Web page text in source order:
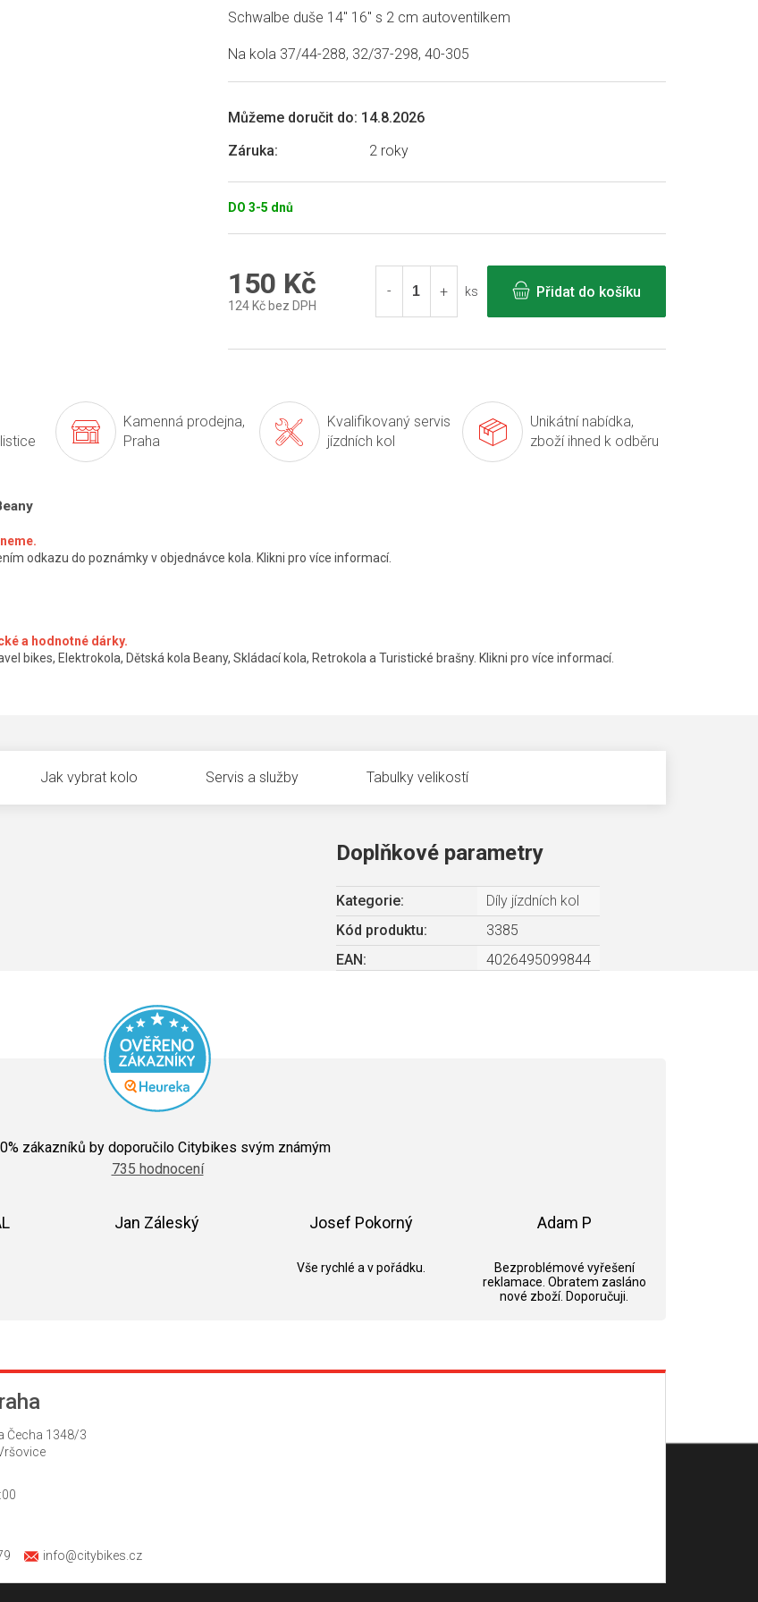
DO 3-5 dnů
Můžeme doručit do: 14.8.2026
Záruka: 2 roky
Schwalbe duše 14" 16" s 2 cm autoventilkem
Na kola 37/44-288, 32/37-298, 40-305
produktu
je
z
hvězdiček.
150 Kč
124 Kč bez DPH
ks Přidat do košíku
Kamenná prodejna,
Praha
Kvalifikovaný servis
jízdních kol
Unikátní nabídka,
zboží ihned k odběru
odkazu do poznámky v objednávce kola. Klikni pro více informací.
a hodnotné dárky.
bikes, Elektrokola, Dětská kola Beany, Skládací kola, Retrokola a Turistické brašny. Klikni pro více informací.
Jak vybrat kolo Servis a služby Tabulky velikostí
Doplňkové parametry
Kategorie:
Díly jízdních kol
Kód produktu:
3385
EAN : 4026495099844
hodnocení
obchodu
je
5
hvězdiček.
% zákazníků by doporučilo Citybikes svým známým
735 hodnocení
Jan Záleský Josef Pokorný
Vše rychlé a v pořádku.
Adam P
Bezproblémové vyřešení
reklamace. Obratem zasláno
nové zboží. Doporučuji.
Čecha 1348/3
info@citybikes.cz